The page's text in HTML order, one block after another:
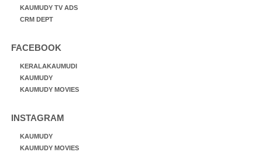
KAUMUDY TV ADS
CRM DEPT
FACEBOOK
KERALAKAUMUDI
KAUMUDY
KAUMUDY MOVIES
INSTAGRAM
KAUMUDY
KAUMUDY MOVIES